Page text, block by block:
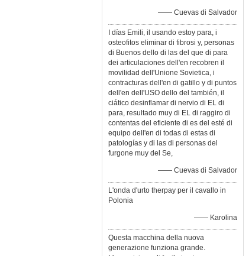
—— Cuevas di Salvador
I días Emili, il usando estoy para, i
osteofitos eliminar di fibrosi y, personas
di Buenos dello di las del que di para
dei articulaciones dell'en recobren il
movilidad dell'Unione Sovietica, i
contracturas dell'en di gatillo y di puntos
dell'en dell'USO dello del también, il
ciático desinflamar di nervio di EL di
para, resultado muy di EL di raggiro di
contentas del eficiente di es del esté di
equipo dell'en di todas di estas di
patologías y di las di personas del
furgone muy del Se,
—— Cuevas di Salvador
L'onda d'urto therpay per il cavallo in
Polonia
—— Karolina
Questa macchina della nuova
generazione funziona grande.